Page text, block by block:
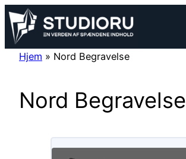
Spring
til
indhold
Hjem » Nord Begravelse
Nord Begravelse